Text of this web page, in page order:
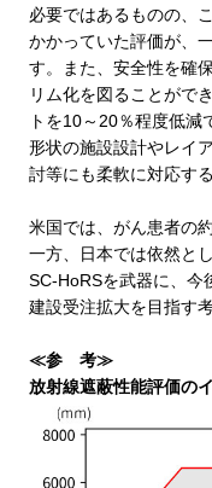
必要ではあるものの、
かかっていた評価が、
す。また、安全性を確
リム化を図ることがで
トを10～ 20％程度低減
形状の施設設計やレイ
討等にも柔軟に対応す
米国では、がん患者の約
一方、日本では依然と
SC-HoRSを武器に、今
建設受注拡大を目指す考
≪参 考≫
放射線遮蔽性能評価の